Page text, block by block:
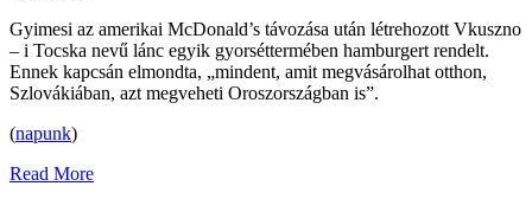
Gyimesi az amerikai McDonald’s távozása után létrehozott Vkuszno
– i Tocska nevű lánc egyik gyorséttermében hamburgert rendelt.
Ennek kapcsán elmondta, „mindent, amit megvásárolhat otthon,
Szlovákiában, azt megveheti Oroszországban is”.
(napunk)
Read More